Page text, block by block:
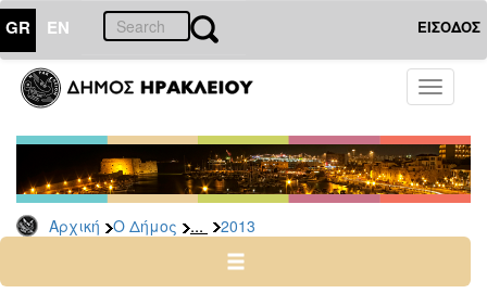
GR EN ΕΙΣΟΔΟΣ
Toggle
Αρχική Ο Δήμος ... 2013
ΔΗΜΟΣ
Διακηρύξεις
Δημοπρασίες
Αρχείο
2025